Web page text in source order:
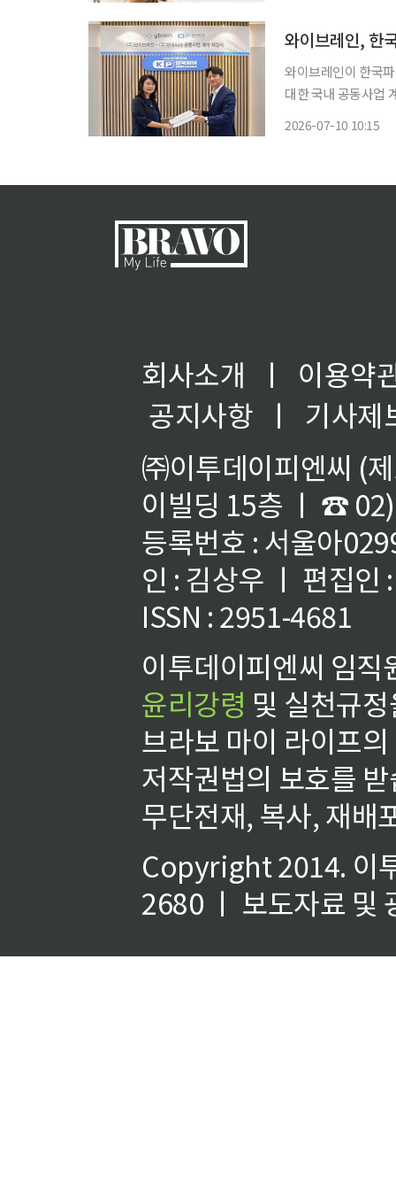
와이브레인, 한
와이브레인이 한국
대한 국내 공동사업 계약을 체결했
2026-07-10 10:15
회사소개 ㅣ
이용약
공지사항
ㅣ
기사제
㈜이투데이피엔씨 (
이빌딩 15층 ㅣ ☎
등록번호 : 서울아
인 : 김상우 ㅣ 편집인
ISSN : 2951-4681
이투데이피엔씨 임
윤리강령 및 실천규
브라보 마이 라이프
저작권법의 보호를
무단전재, 복사, 재배
Copyright 2014. 이
2680 ㅣ 보도자료